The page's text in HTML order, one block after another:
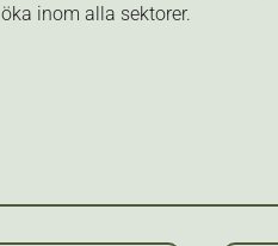
öka inom alla sektorer.